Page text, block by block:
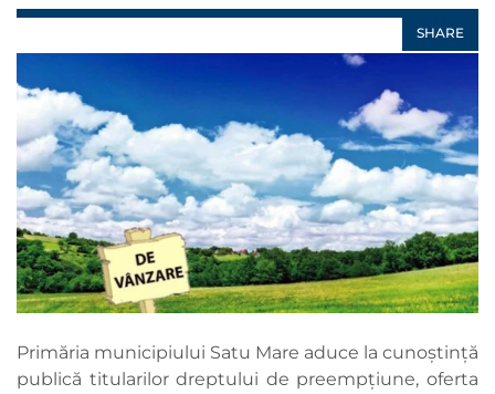
SHARE
Primăria municipiului Satu Mare aduce la cunoștință
publică titularilor dreptului de preempțiune, oferta